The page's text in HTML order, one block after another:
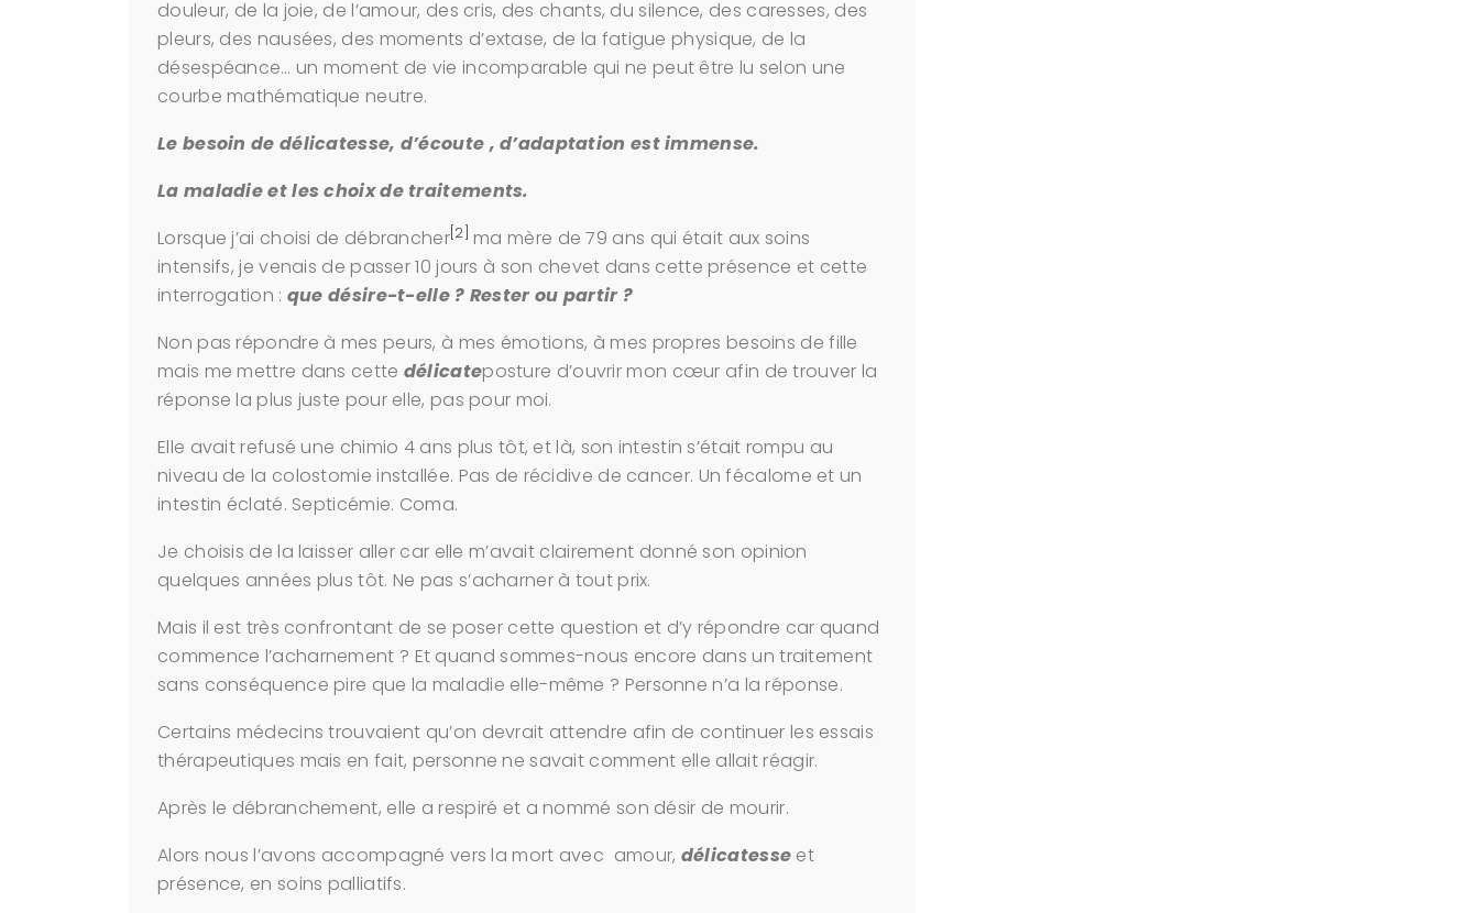
douleur, de la joie, de l’amour, des cris, des chants, du silence, des caresses, des
pleurs, des nausées, des moments d’extase, de la fatigue physique, de la
désespéance… un moment de vie incomparable qui ne peut être lu selon une
courbe mathématique neutre.
Le besoin de délicatesse, d’écoute , d’adaptation est immense.
La maladie et les choix de traitements.
Lorsque j’ai choisi de débrancher[2] ma mère de 79 ans qui était aux soins
intensifs, je venais de passer 10 jours à son chevet dans cette présence et cette
interrogation : que désire-t-elle ? Rester ou partir ?
Non pas répondre à mes peurs, à mes émotions, à mes propres besoins de fille
mais me mettre dans cette délicateposture d’ouvrir mon cœur afin de trouver la
réponse la plus juste pour elle, pas pour moi.
Elle avait refusé une chimio 4 ans plus tôt, et là, son intestin s’était rompu au
niveau de la colostomie installée. Pas de récidive de cancer. Un fécalome et un
intestin éclaté. Septicémie. Coma.
Je choisis de la laisser aller car elle m’avait clairement donné son opinion
quelques années plus tôt. Ne pas s’acharner à tout prix.
Mais il est très confrontant de se poser cette question et d’y répondre car quand
commence l’acharnement ? Et quand sommes-nous encore dans un traitement
sans conséquence pire que la maladie elle-même ? Personne n’a la réponse.
Certains médecins trouvaient qu’on devrait attendre afin de continuer les essais
thérapeutiques mais en fait, personne ne savait comment elle allait réagir.
Après le débranchement, elle a respiré et a nommé son désir de mourir.
Alors nous l’avons accompagné vers la mort avec amour, délicatesse et
présence, en soins palliatifs.